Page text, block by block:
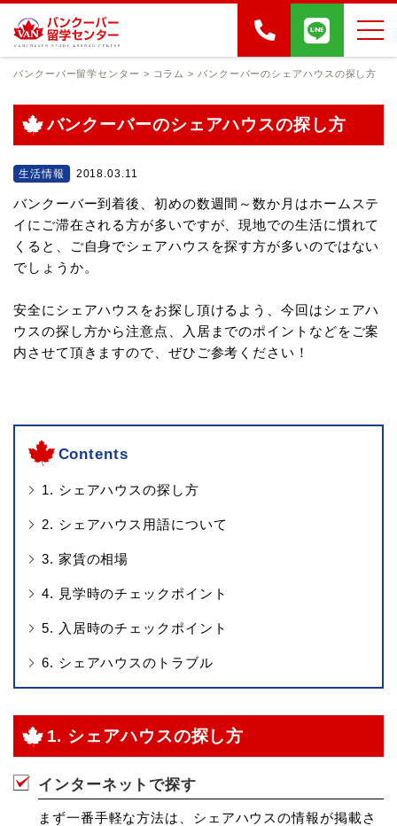
バンクーバー留学センター > コラム > バンクーバーのシェアハウスの探し方
バンクーバーのシェアハウスの探し方
生活情報 2018.03.11
バンクーバー到着後、初めの数週間～数か月はホームステ
イにご滞在される方が多いですが、現地での生活に慣れて
くると、ご自身でシェアハウスを探す方が多いのではない
でしょうか。
安全にシェアハウスをお探し頂けるよう、今回はシェアハ
ウスの探し方から注意点、入居までのポイントなどをご案
内させて頂きますので、ぜひご参考ください！
Contents
1. シェアハウスの探し方
2. シェアハウス用語について
3. 家賃の相場
4. 見学時のチェックポイント
5. 入居時のチェックポイント
6. シェアハウスのトラブル
1. シェアハウスの探し方
インターネットで探す
まず一番手軽な方法は、シェアハウスの情報が掲載さ